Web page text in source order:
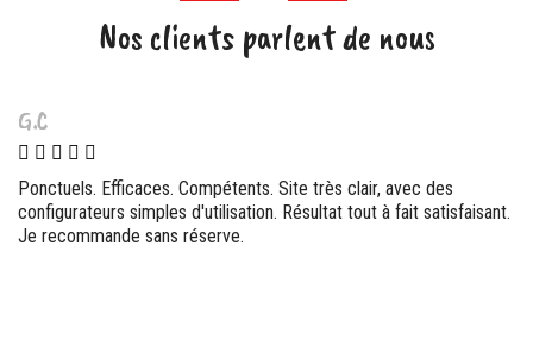
Nos clients parlent de nous
G.C
Ponctuels. Efficaces. Compétents. Site très clair, avec des
configurateurs simples d'utilisation. Résultat tout à fait satisfaisant.
Je recommande sans réserve.